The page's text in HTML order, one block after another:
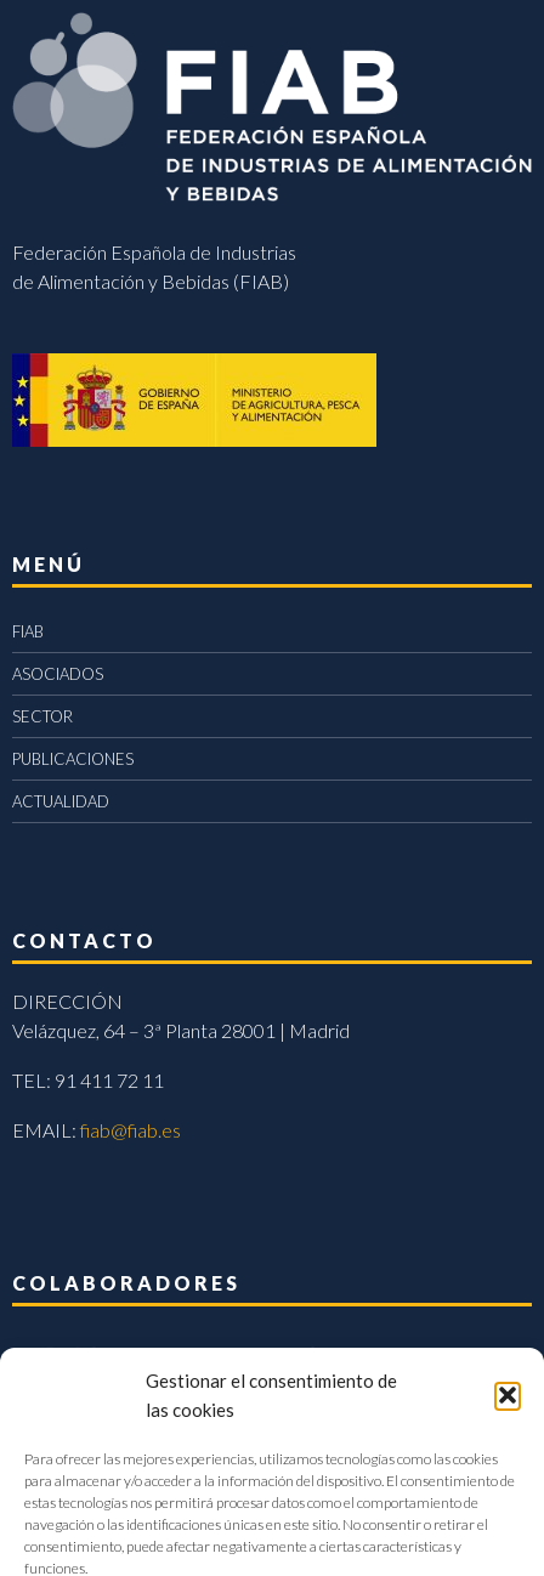
Gestionar el consentimiento de
las cookies
Para ofrecer las mejores experiencias, utilizamos tecnologías como las cookies
para almacenar y/o acceder a la información del dispositivo. El consentimiento de
estas tecnologías nos permitirá procesar datos como el comportamiento de
navegación o las identificaciones únicas en este sitio. No consentir o retirar el
consentimiento, puede afectar negativamente a ciertas características y
funciones.
Federación Española de Industrias
de Alimentación y Bebidas (FIAB)
MENÚ
FIAB
ASOCIADOS
SECTOR
PUBLICACIONES
ACTUALIDAD
CONTACTO
DIRECCIÓN
Velázquez, 64 – 3ª Planta 28001 | Madrid
TEL: 91 411 72 11
EMAIL:fiab@fiab.es
COLABORADORES